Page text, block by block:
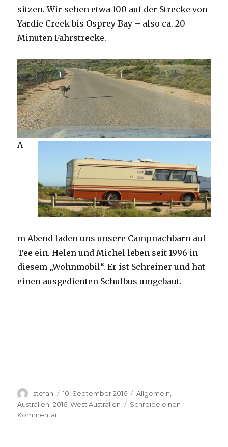
sitzen. Wir sehen etwa 100 auf der Strecke von
Yardie Creek bis Osprey Bay – also ca. 20
Minuten Fahrstrecke.
A
m Abend laden uns unsere Campnachbarn auf
Tee ein. Helen und Michel leben seit 1996 in
diesem „Wohnmobil“. Er ist Schreiner und hat
einen ausgedienten Schulbus umgebaut.
Autor
stefan
Veröffentlicht
am
10. September 2016 Kategorien
Allgemein
Australien_2016 ,West Australien
Schreibe einen
Kommentarzu